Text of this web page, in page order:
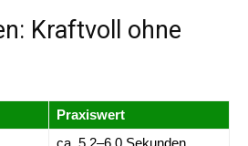
Kraftvoll ohne
Praxiswert
ca. 5,2–6,0 Sekunden